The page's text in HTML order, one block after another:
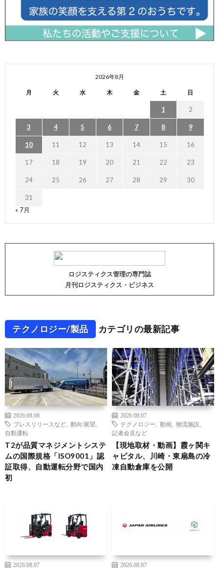
2026年8月
月 火 水 木 金 土 日
1 2
3 4 5 6 7 8 9
10 11 12 13 14 15 16
17 18 19 20 21 22 23
24 25 26 27 28 29 30
31
« 7月
ロジスティクス管理の専門誌
月刊ロジスティクス・ビジネス
テクノロジー/製品 カテゴリの最新記事
2026.08.08
プレスリリースなど
動向/展望
自動運転
T2が品質マネジメントシステ
ムの国際規格「ISO9001」認
証取得、自動運転分野で国内
初
2026.08.07
テクノロジー
動画 物流施設
記者会見など
【現地取材・動画】霞ヶ関キ
ャピタル、川崎・東扇島の冷
凍自動倉庫を公開
2026.08.07
2026.08.07